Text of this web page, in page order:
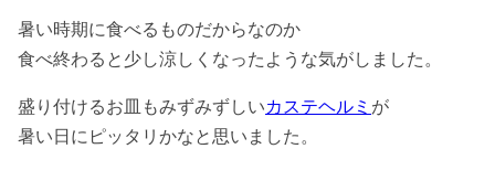
暑い時期に食べるものだからなのか
食べ終わると少し涼しくなったような気がしました。
盛り付けるお皿もみずみずしいカステヘルミ が
暑い日にピッタリかなと思いました。